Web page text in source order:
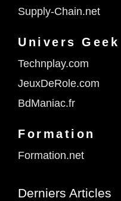
Supply-Chain.net
Univers Geek
Technplay.com
JeuxDeRole.com
BdManiac.fr
Formation
Formation.net
Derniers Articles